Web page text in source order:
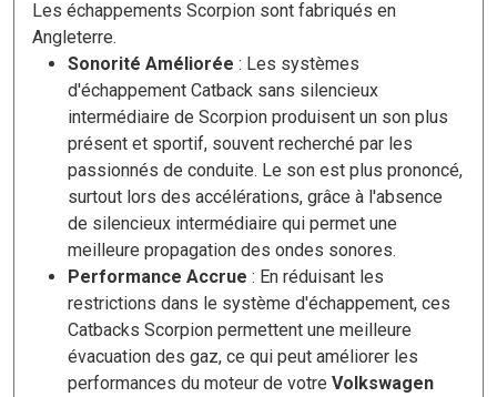
Les échappements Scorpion sont fabriqués en
Angleterre.
Sonorité Améliorée : Les systèmes
d'échappement Catback sans silencieux
intermédiaire de Scorpion produisent un son plus
présent et sportif, souvent recherché par les
passionnés de conduite. Le son est plus prononcé,
surtout lors des accélérations, grâce à l'absence
de silencieux intermédiaire qui permet une
meilleure propagation des ondes sonores.
Performance Accrue : En réduisant les
restrictions dans le système d'échappement, ces
Catbacks Scorpion permettent une meilleure
évacuation des gaz, ce qui peut améliorer les
performances du moteur de votre Volkswagen